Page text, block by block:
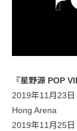
『星野源 POP
2019年11月23
Hong Arena
2019年11月25